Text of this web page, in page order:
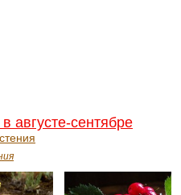
августе-сентябре